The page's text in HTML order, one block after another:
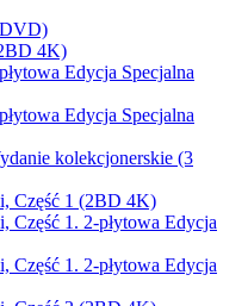
DVD)
4K)
Edycja Specjalna
Edycja Specjalna
kolekcjonerskie (3
Część 1 (2BD 4K)
Część 1. 2-płytowa Edycja
Część 1. 2-płytowa Edycja